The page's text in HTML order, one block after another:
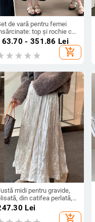
de vară pentru femei
top și rochie cu
două piese, mărime
- 351.86 Lei
add_shopping_cart
midi pentru gravide,
din catifea perlată,
cu coadă de pește,
iarnă
Lei
add_shopping_cart